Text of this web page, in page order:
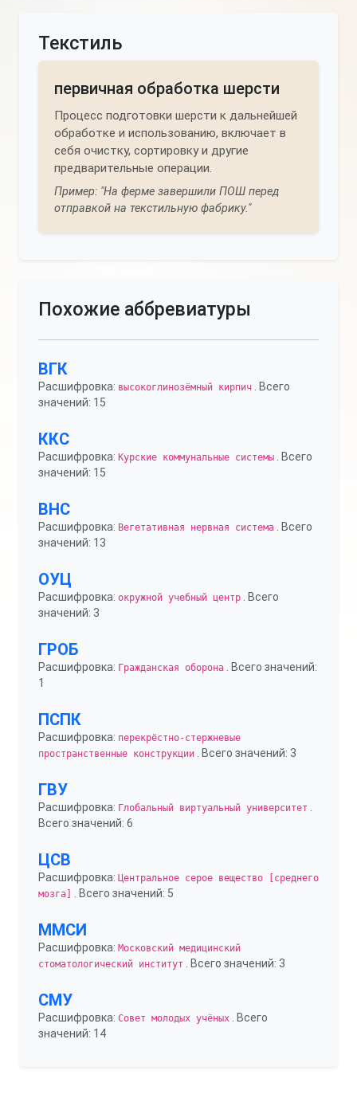
Текстиль
первичная обработка шерсти
Процесс подготовки шерсти к дальнейшей
обработке и использованию, включает в
себя очистку, сортировку и другие
предварительные операции.
Пример: "На ферме завершили ПОШ перед
отправкой на текстильную фабрику."
Похожие аббревиатуры
ВГК
Расшифровка: высокоглинозёмный кирпич . Всего
значений: 15
ККС
Расшифровка: Курские коммунальные системы . Всего
значений: 15
ВНС
Расшифровка: Вегетативная нервная система . Всего
значений: 13
ОУЦ
Расшифровка: окружной учебный центр . Всего
значений: 3
ГРОБ
Расшифровка: Гражданская оборона . Всего значений:
1
ПСПК
Расшифровка: перекрёстно-стержневые
пространственные конструкции . Всего значений: 3
ГВУ
Расшифровка: Глобальный виртуальный университет
Всего значений: 6
ЦСВ
Расшифровка: Центральное серое вещество [среднего
мозга]
. Всего значений: 5
ММСИ
Расшифровка: Московский медицинский
стоматологический институт
. Всего значений: 3
СМУ
Расшифровка: Совет молодых учёных . Всего
значений: 14